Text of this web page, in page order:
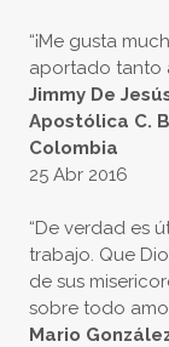
“¡Me gusta
aportado tanto
Jimmy De
Apostólica C.
Colombia
25 Abr 2016
“De verdad es
trabajo. Que
de sus
sobre todo
Mario